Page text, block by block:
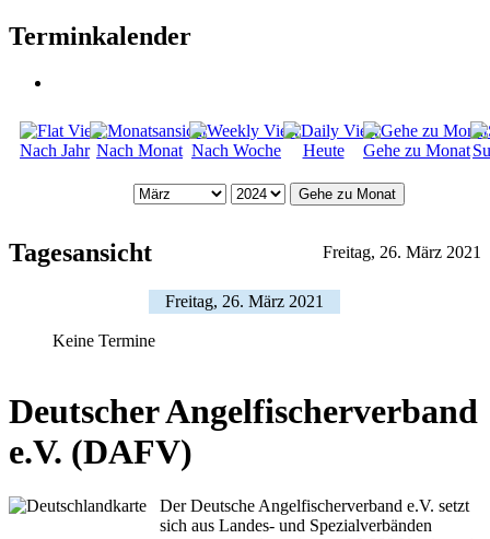
Terminkalender
Nach Jahr Nach Monat Nach Woche Heute Gehe zu Monat
Gehe zu Monat
Tagesansicht Freitag, 26. März 2021
Freitag, 26. März 2021
Keine Termine
Deutscher Angelfischerverband
e.V. (DAFV)
Der Deutsche Angelfischerverband e.V. setzt
sich aus Landes- und Spezialverbänden